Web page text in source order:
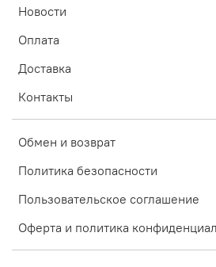
Новости
Оплата
Доставка
Контакты
Обмен и возврат
Политика безопасности
Пользовательское соглашение
Оферта и политика